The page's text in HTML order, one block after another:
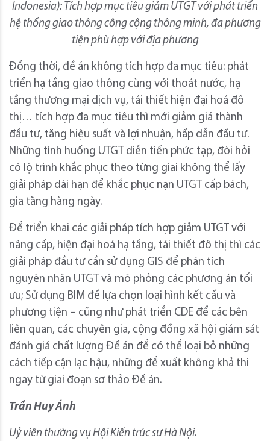
Indonesia): Tích hợp mục tiêu giảm UTGT với phát triển
hệ thống giao thông công cộng thông minh, đa phương
tiện phù hợp với địa phương
Đồng thời, đề án không tích hợp đa mục tiêu: phát
triển hạ tầng giao thông cùng với thoát nước, hạ
tầng thương mại dịch vụ, tái thiết hiện đại hoá đô
thị… tích hợp đa mục tiêu thì mới giảm giá thành
đầu tư, tăng hiệu suất và lợi nhuận, hấp dẫn đầu tư.
Những tình huống UTGT diễn tiến phức tạp, đòi hỏi
có lộ trình khắc phục theo từng giai không thể lấy
giải pháp dài hạn để khắc phục nạn UTGT cấp bách,
gia tăng hàng ngày.
Để triển khai các giải pháp tích hợp giảm UTGT với
nâng cấp, hiện đại hoá hạ tầng, tái thiết đô thị thì các
giải pháp đầu tư cần sử dụng GIS để phân tích
nguyên nhân UTGT và mô phỏng các phương án tối
ưu; Sử dụng BIM để lựa chọn loại hình kết cấu và
phương tiện – cũng như phát triển CDE để các bên
liên quan, các chuyên gia, cộng đồng xã hội giám sát
đánh giá chất lượng Đề án để có thể loại bỏ những
cách tiếp cận lạc hậu, những để xuất không khả thi
ngay từ giai đoạn sơ thảo Đề án.
Trần Huy Ánh
Uỷ viên thường vụ Hội Kiến trúc sư Hà Nội.